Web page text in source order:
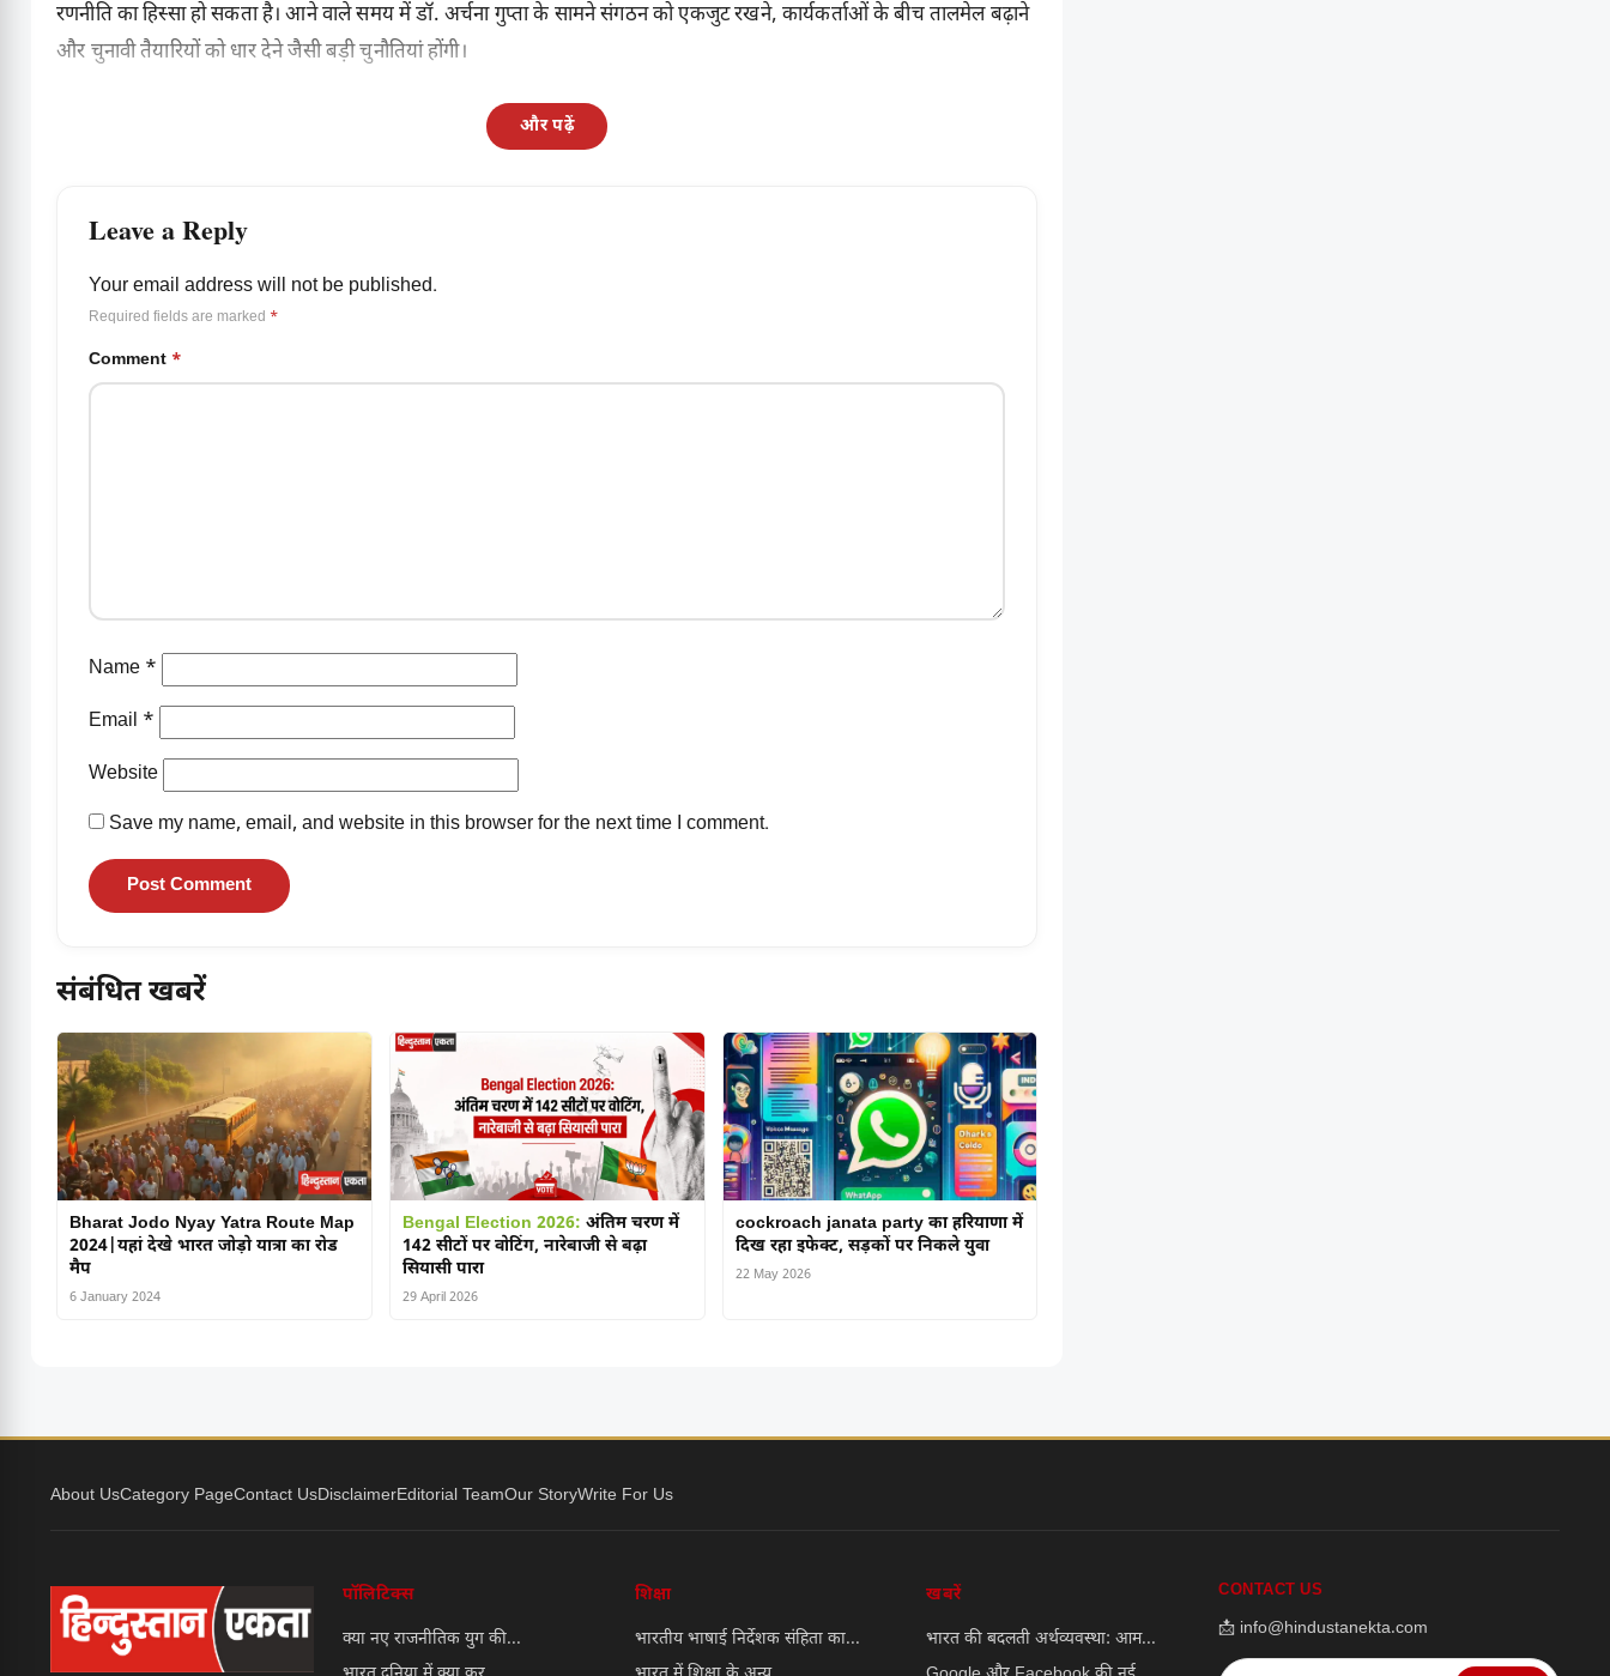
रणनीति का हिस्सा हो सकता है। आने वाले समय में डॉ. अर्चना गुप्ता के सामने संगठन को एकजुट रखने, कार्यकर्ताओं के बीच तालमेल बढ़ाने
और चुनावी तैयारियों को धार देने जैसी बड़ी चुनौतियां होंगी।
और पढ़ें
Leave a Reply
Your email address will not be published.
Required fields are marked *
Comment *
Name *
Email *
Website
Save my name, email, and website in this browser for the next time I comment.
संबंधित खबरें
Bharat Jodo Nyay Yatra Route Map
2024|यहां देखे भारत जोड़ो यात्रा का रोड
मैप
6 January 2024
Bengal Election 2026: अंतिम चरण में
142 सीटों पर वोटिंग, नारेबाजी से बढ़ा
सियासी पारा
29 April 2026
cockroach janata party का हरियाणा में
दिख रहा इफेक्ट, सड़कों पर निकले युवा
22 May 2026
About UsCategory PageContact UsDisclaimerEditorial TeamOur StoryWrite For Us
पॉलिटिक्स
क्या नए राजनीतिक युग की...
शिक्षा
भारतीय भाषाई निर्देशक संहिता का...
खबरें
भारत की बदलती अर्थव्यवस्था: आम...
CONTACT US
📩 info@hindustanekta.com